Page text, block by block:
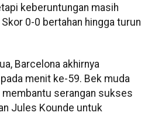
keberuntungan masih
0-0 bertahan hingga turun
Barcelona akhirnya
menit ke-59. Bek muda
membantu serangan sukses
Jules Kounde untuk